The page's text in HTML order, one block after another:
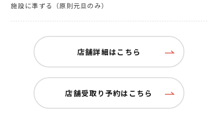
施設に準ずる（原則元旦のみ）
店舗詳細はこちら
店舗受取り予約はこちら